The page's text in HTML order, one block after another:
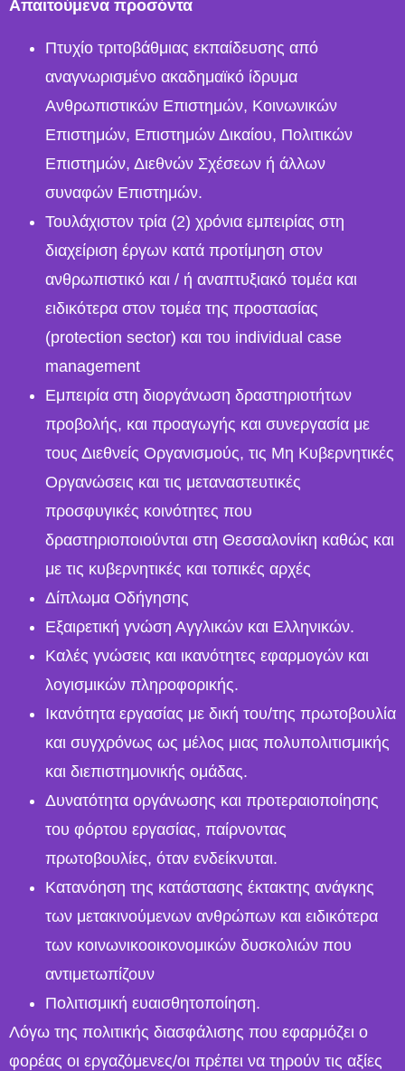
Απαιτούμενα προσόντα
Πτυχίο τριτοβάθμιας εκπαίδευσης από
αναγνωρισμένο ακαδημαϊκό ίδρυμα
Ανθρωπιστικών Επιστημών, Κοινωνικών
Επιστημών, Επιστημών Δικαίου, Πολιτικών
Επιστημών, Διεθνών Σχέσεων ή άλλων
συναφών Επιστημών.
Τουλάχιστον τρία (2) χρόνια εμπειρίας στη
διαχείριση έργων κατά προτίμηση στον
ανθρωπιστικό και / ή αναπτυξιακό τομέα και
ειδικότερα στον τομέα της προστασίας
(protection sector) και του individual case
management
Εμπειρία στη διοργάνωση δραστηριοτήτων
προβολής, και προαγωγής και συνεργασία με
τους Διεθνείς Οργανισμούς, τις Μη Κυβερνητικές
Οργανώσεις και τις μεταναστευτικές
προσφυγικές κοινότητες που
δραστηριοποιούνται στη Θεσσαλονίκη καθώς και
με τις κυβερνητικές και τοπικές αρχές
Δίπλωμα Οδήγησης
Εξαιρετική γνώση Αγγλικών και Ελληνικών.
Καλές γνώσεις και ικανότητες εφαρμογών και
λογισμικών πληροφορικής.
Ικανότητα εργασίας με δική του/της πρωτοβουλία
και συγχρόνως ως μέλος μιας πολυπολιτισμικής
και διεπιστημονικής ομάδας.
Δυνατότητα οργάνωσης και προτεραιοποίησης
του φόρτου εργασίας, παίρνοντας
πρωτοβουλίες, όταν ενδείκνυται.
Κατανόηση της κατάστασης έκτακτης ανάγκης
των μετακινούμενων ανθρώπων και ειδικότερα
των κοινωνικοοικονομικών δυσκολιών που
αντιμετωπίζουν
Πολιτισμική ευαισθητοποίηση.
Λόγω της πολιτικής διασφάλισης που εφαρμόζει ο
φορέας οι εργαζόμενες/οι πρέπει να τηρούν τις αξίες